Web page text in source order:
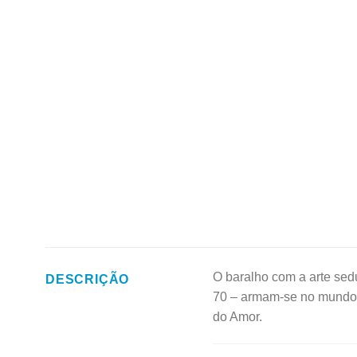
DESCRIÇÃO
O baralho com a arte
70 – armam-se no
do Amor.